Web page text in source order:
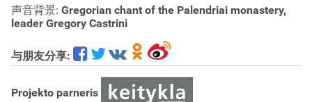
声音背景: Gregorian chant of the Palendriai monastery,
leader Gregory Castrini
与朋友分享:
Projekto parneris